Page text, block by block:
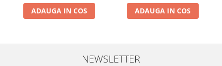
ADAUGA IN COS ADAUGA IN COS
NEWSLETTER